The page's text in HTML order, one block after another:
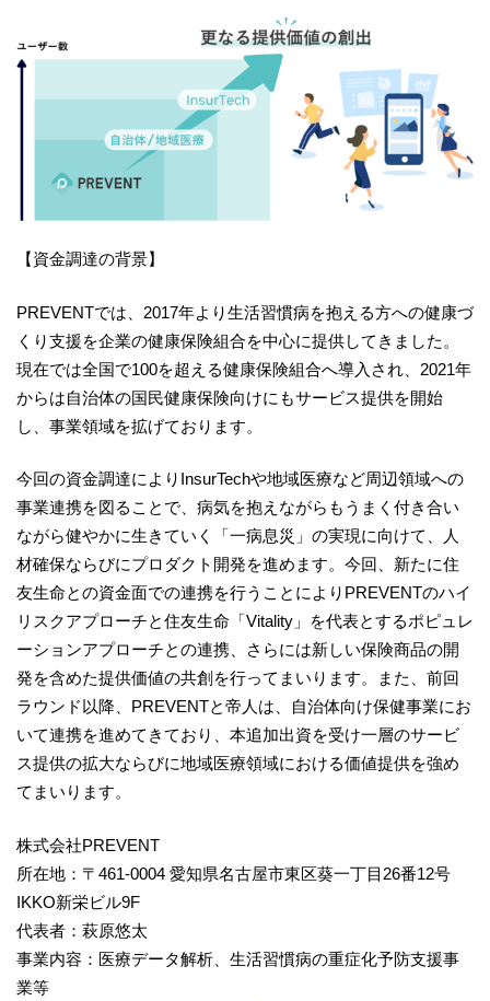
【資金調達の背景】
PREVENTでは、2017年より生活習慣病を抱える方への健康づ
くり支援を企業の健康保険組合を中心に提供してきました。
現在では全国で100を超える健康保険組合へ導入され、2021年
からは自治体の国民健康保険向けにもサービス提供を開始
し、事業領域を拡げております。
今回の資金調達によりInsurTechや地域医療など周辺領域への
事業連携を図ることで、病気を抱えながらもうまく付き合い
ながら健やかに生きていく「一病息災」の実現に向けて、人
材確保ならびにプロダクト開発を進めます。今回、新たに住
友生命との資金面での連携を行うことによりPREVENTのハイ
リスクアプローチと住友生命「Vitality」を代表とするポピュレ
ーションアプローチとの連携、さらには新しい保険商品の開
発を含めた提供価値の共創を行ってまいります。また、前回
ラウンド以降、PREVENTと帝人は、自治体向け保健事業にお
いて連携を進めてきており、本追加出資を受け一層のサービ
ス提供の拡大ならびに地域医療領域における価値提供を強め
てまいります。
株式会社PREVENT
所在地：〒461-0004 愛知県名古屋市東区葵一丁目26番12号
IKKO新栄ビル9F
代表者：萩原悠太
事業内容：医療データ解析、生活習慣病の重症化予防支援事
業等